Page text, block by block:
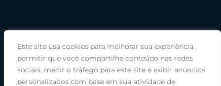
Este site usa cookies para melhorar sua experiência,
permitir que você compartilhe conteúdo nas redes
sociais, medir o tráfego para este site e exibir anúncios
personalizados com base em sua atividade de
Praça Rui Barbosa, 220, sala 66, Porto Alegre, RS, 90030-100 |
Telefone: (51) 99949-1120